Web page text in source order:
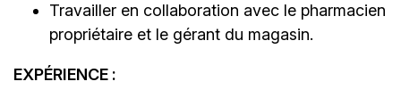
Travailler en collaboration avec le pharmacien
propriétaire et le gérant du magasin.
EXPÉRIENCE :